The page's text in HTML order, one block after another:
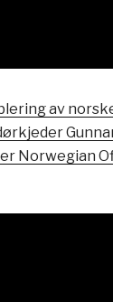
av
Norwegian